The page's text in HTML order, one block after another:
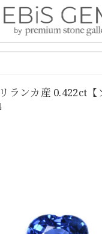
ランカ産 0.422ct【